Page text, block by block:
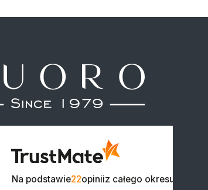
Na podstawie22opiniiz całego okresu